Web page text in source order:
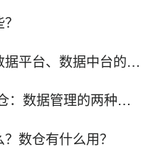
台、数据中台的区别
据管理的两种不同模式
数仓有什么用？